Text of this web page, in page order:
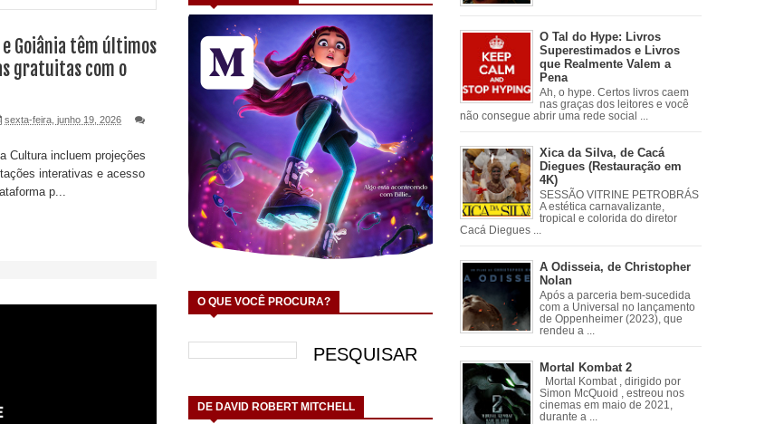
O QUE VOCÊ PROCURA?
DE DAVID ROBERT MITCHELL
Goiânia têm últimos
gratuitas com o
sexta-feira, junho 19, 2026
Cultura incluem projeções
interativas e acesso
p...
O Tal do Hype: Livros
Superestimados e Livros
que Realmente Valem a
Pena
Ah, o hype. Certos livros caem
nas graças dos leitores e você
não consegue abrir uma rede social ...
Xica da Silva, de Cacá
Diegues (Restauração em
4K)
SESSÃO VITRINE PETROBRÁS
A estética carnavalizante,
tropical e colorida do diretor
Cacá Diegues ...
A Odisseia, de Christopher
Nolan
Após a parceria bem-sucedida
com a Universal no lançamento
de Oppenheimer (2023), que
rendeu a ...
Mortal Kombat 2
Mortal Kombat , dirigido por
Simon McQuoid , estreou nos
cinemas em maio de 2021,
durante a ...